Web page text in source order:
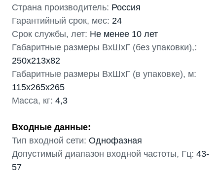
Страна производитель: Россия
Гарантийный срок, мес: 24
Срок службы, лет: Не менее 10 лет
Габаритные размеры ВхШхГ (без упаковки),:
250х213х82
Габаритные размеры ВхШхГ (в упаковке), м:
115х265х265
Масса, кг: 4,3
Входные данные:
Тип входной сети: Однофазная
Допустимый диапазон входной частоты, Гц: 43-
57